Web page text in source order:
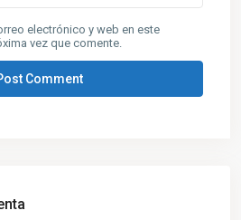
electrónico y web en este
vez que comente.